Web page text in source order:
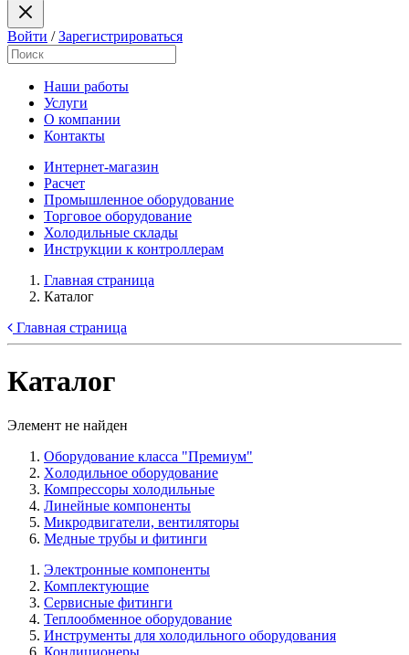
Войти /Зарегистрироваться
Наши работы
Услуги
О компании
Контакты
Интернет-магазин
Расчет
Промышленное оборудование
Торговое оборудование
Холодильные склады
Инструкции к контроллерам
Главная страница
Каталог
Главная страница
Каталог
Элемент не найден
Оборудование класса "Премиум"
Xолодильное оборудование
Компрессоры холодильные
Линейные компоненты
Микродвигатели, вентиляторы
Медные трубы и фитинги
Электронные компоненты
Комплектующие
Сервисные фитинги
Теплообменное оборудование
Инструменты для холодильного оборудования